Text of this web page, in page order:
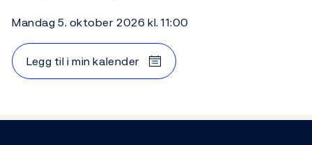
mandag 5. oktober 2026 kl. 11:00
Legg til i min kalender